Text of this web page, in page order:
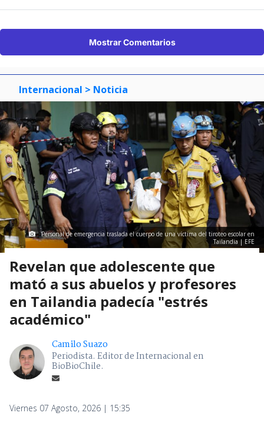
Mostrar Comentarios
Internacional > Noticia
Personal de emergencia traslada el cuerpo de una víctima del tiroteo escolar en
Tailandia | EFE
Revelan que adolescente que
mató a sus abuelos y profesores
en Tailandia padecía "estrés
académico"
Camilo Suazo
Periodista. Editor de Internacional en
BioBioChile.
Viernes 07 Agosto, 2026 | 15:35